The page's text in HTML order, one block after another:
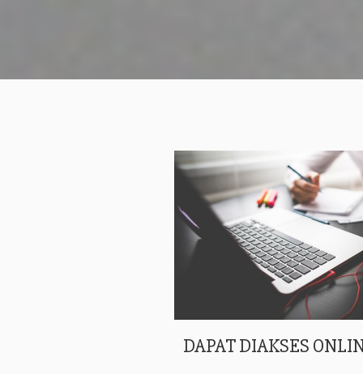
DAPAT DIAKSES